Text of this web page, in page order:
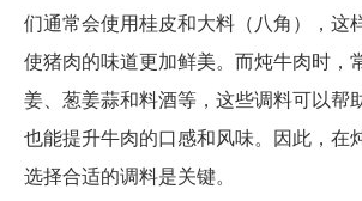
们通常会使用桂皮和大料（八角），这
使猪肉的味道更加鲜美。而炖牛肉时，
姜、葱姜蒜和料酒等，这些调料可以帮
也能提升牛肉的口感和风味。因此，在
选择合适的调料是关键。